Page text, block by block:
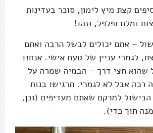
קצת מיץ לימון, סוכר בעדינות
ומלח ופלפל, וזהו!
– אתם יכולים לבשל הרבה ואתם
לגמרי עניין של טעם אישי. אנחנו
שהוא חצי דרך – הבמיה שמרה על
רכה אבל לא לגמרי. תרגישו בנוח
למרקם שאתם מעדיפים (וכן,
תוך כדי).